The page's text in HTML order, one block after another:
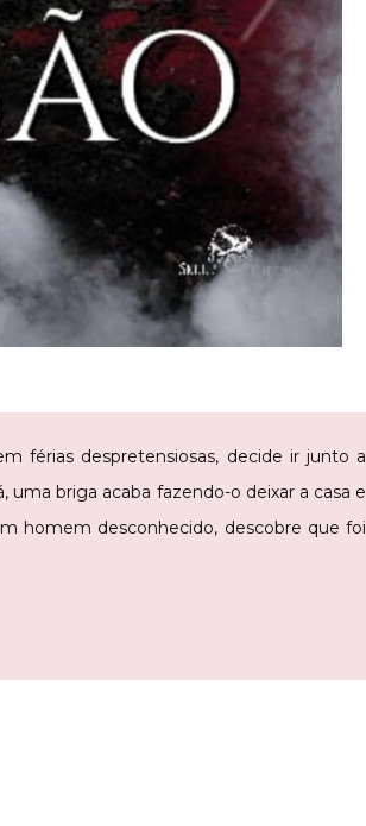
férias despretensiosas, decide ir junto a
uma briga acaba fazendo-o deixar a casa e
homem desconhecido, descobre que foi